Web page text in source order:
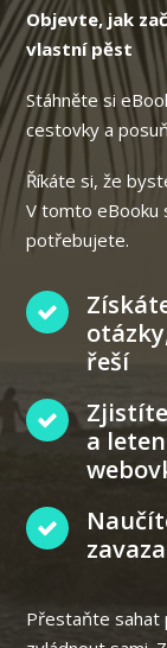
Objevte, jak
vlastní pěst
Stáhněte si
cestovky a
Říkáte si, že
V tomto eBooku
potřebujete.
řeší
a
Přestaňte sahat